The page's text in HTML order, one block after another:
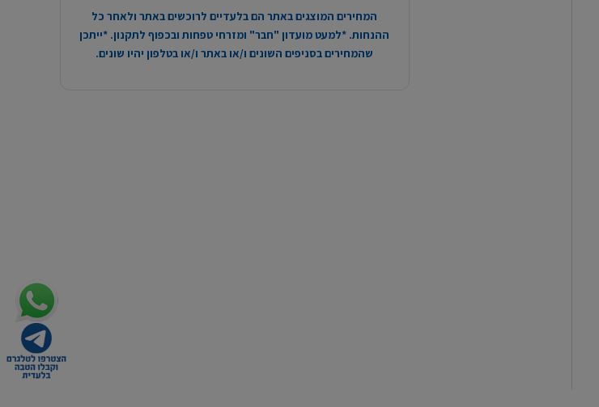
המחירים המוצגים באתר הם בלעדיים לרוכשים באתר ולאחר כל
ההנחות. *למעט מועדון "חבר" ומזרחי טפחות ובכפוף לתקנון. *ייתכן
שהמחירים בסניפים השונים ו/או באתר ו/או בטלפון יהיו שונים.